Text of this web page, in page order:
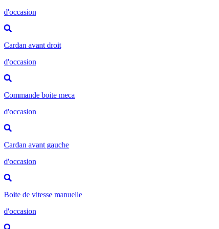
d'occasion
Cardan avant droit
d'occasion
Commande boite meca
d'occasion
Cardan avant gauche
d'occasion
Boite de vitesse manuelle
d'occasion